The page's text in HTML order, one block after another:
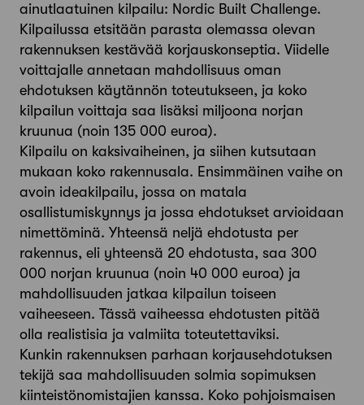
ainutlaatuinen kilpailu: Nordic Built Challenge.
Kilpailussa etsitään parasta olemassa olevan
rakennuksen kestävää korjauskonseptia. Viidelle
voittajalle annetaan mahdollisuus oman
ehdotuksen käytännön toteutukseen, ja koko
kilpailun voittaja saa lisäksi miljoona norjan
kruunua (noin 135 000 euroa).
Kilpailu on kaksivaiheinen, ja siihen kutsutaan
mukaan koko rakennusala. Ensimmäinen vaihe on
avoin ideakilpailu, jossa on matala
osallistumiskynnys ja jossa ehdotukset arvioidaan
nimettöminä. Yhteensä neljä ehdotusta per
rakennus, eli yhteensä 20 ehdotusta, saa 300
000 norjan kruunua (noin 40 000 euroa) ja
mahdollisuuden jatkaa kilpailun toiseen
vaiheeseen. Tässä vaiheessa ehdotusten pitää
olla realistisia ja valmiita toteutettaviksi.
Kunkin rakennuksen parhaan korjausehdotuksen
tekijä saa mahdollisuuden solmia sopimuksen
kiinteistönomistajien kanssa. Koko pohjoismaisen